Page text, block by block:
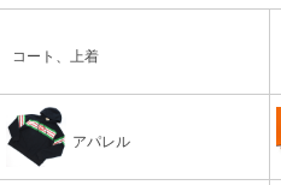
コート、上着
アパレル